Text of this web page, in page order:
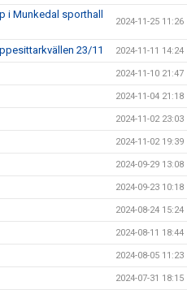
i Munkedal sporthall
2024-11-25 11:26
23/11 2024-11-11 14:24
2024-11-10 21:47
2024-11-04 21:18
2024-11-02 23:03
2024-11-02 19:39
2024-09-29 13:08
2024-09-23 10:18
2024-08-24 15:24
2024-08-11 18:44
2024-08-05 11:23
2024-07-31 18:15